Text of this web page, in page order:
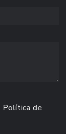
Política de